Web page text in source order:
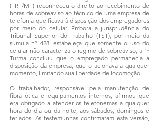
(TRT/MT) reconheceu o direito ao recebimento de
horas de sobreaviso ao técnico de uma empresa de
telefonia que ficava à disposição dos empregadores
por meio do celular. Embora a jurisprudência do
Tribunal Superior do Trabalho (TST), por meio da
súmula nº 428, estabeleça que somente o uso do
celular não caracteriza o regime de sobreaviso, a 1ª
Turma concluiu que o empregado permanecia à
disposição da empresa, que o acionava a qualquer
momento, limitando sua liberdade de locomoção.
O trabalhador, responsável pela manutenção de
fibra ótica e equipamentos internos, afirmou que
era obrigado a atender os telefonemas a qualquer
hora do dia ou da noite, aos sábados, domingos e
feriados. As testemunhas confirmaram esta versão,